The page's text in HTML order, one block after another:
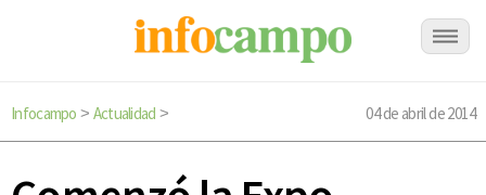
Infocampo > Actualidad > 04 de abril de 2014